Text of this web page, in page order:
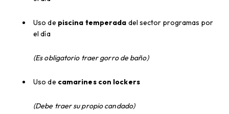
Uso de piscina temperada del sector programas por
el día
(Es obligatorio traer gorro de baño)
Uso de camarines con lockers
(Debe traer su propio candado)